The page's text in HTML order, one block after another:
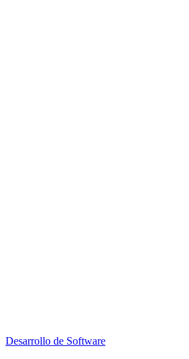
Desarrollo de Software